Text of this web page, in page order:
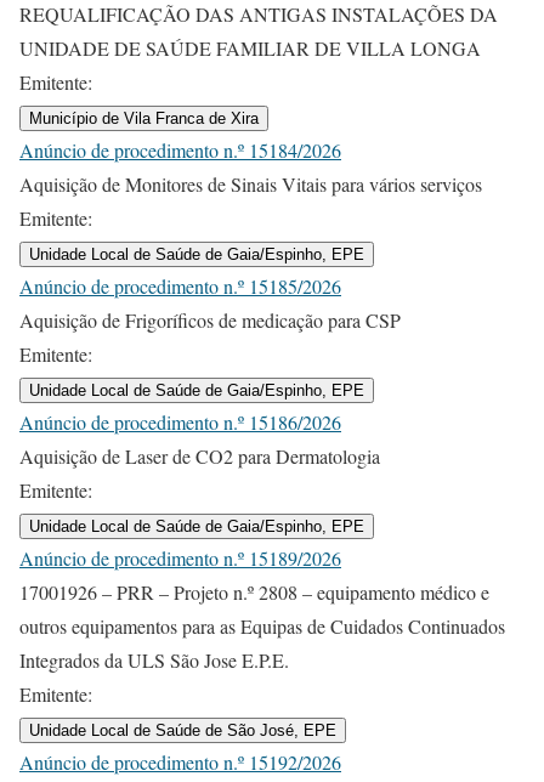
REQUALIFICAÇÃO DAS ANTIGAS INSTALAÇÕES DA
UNIDADE DE SAÚDE FAMILIAR DE VILLA LONGA
Emitente:
Município de Vila Franca de Xira
Anúncio de procedimento n.º 15184/2026
Aquisição de Monitores de Sinais Vitais para vários serviços
Emitente:
Unidade Local de Saúde de Gaia/Espinho, EPE
Anúncio de procedimento n.º 15185/2026
Aquisição de Frigoríficos de medicação para CSP
Emitente:
Unidade Local de Saúde de Gaia/Espinho, EPE
Anúncio de procedimento n.º 15186/2026
Aquisição de Laser de CO2 para Dermatologia
Emitente:
Unidade Local de Saúde de Gaia/Espinho, EPE
Anúncio de procedimento n.º 15189/2026
17001926 – PRR – Projeto n.º 2808 – equipamento médico e
outros equipamentos para as Equipas de Cuidados Continuados
Integrados da ULS São Jose E.P.E.
Emitente:
Unidade Local de Saúde de São José, EPE
Anúncio de procedimento n.º 15192/2026